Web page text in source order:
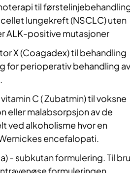
til
lungekreft (NSCLC) uten
ALK-positive mutasjoner
X (Coagadex) til behandling
for perioperativ behandling av
C ( Zubatmin) til voksne
eller malabsorpsjon av de
ved alkoholisme hvor en
encefalopati.
- subkutan formulering. Til